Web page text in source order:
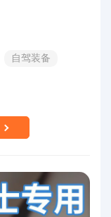
自驾装备